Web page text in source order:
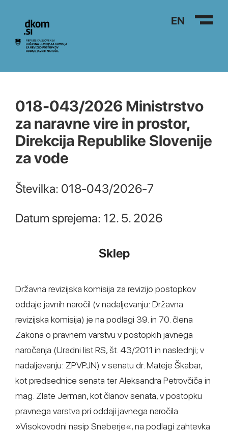
Na vsebino EN
018-043/2026 Ministrstvo
za naravne vire in prostor,
Direkcija Republike Slovenije
za vode
Številka: 018-043/2026-7
Datum sprejema: 12. 5. 2026
Sklep
Državna revizijska komisija za revizijo postopkov
oddaje javnih naročil (v nadaljevanju: Državna
revizijska komisija) je na podlagi 39. in 70. člena
Zakona o pravnem varstvu v postopkih javnega
naročanja (Uradni list RS, št. 43/2011 in naslednji; v
nadaljevanju: ZPVPJN) v senatu dr. Mateje Škabar,
kot predsednice senata ter Aleksandra Petrovčiča in
mag. Zlate Jerman, kot članov senata, v postopku
pravnega varstva pri oddaji javnega naročila
»Visokovodni nasip Sneberje«, na podlagi zahtevka